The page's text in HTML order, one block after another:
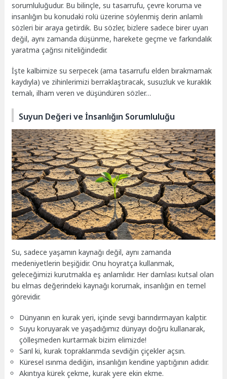
sorumluluğudur. Bu bilinçle, su tasarrufu, çevre koruma ve
insanlığın bu konudaki rolü üzerine söylenmiş derin anlamlı
sözleri bir araya getirdik. Bu sözler, bizlere sadece birer uyarı
değil, aynı zamanda düşünme, harekete geçme ve farkındalık
yaratma çağrısı niteliğindedir.
İşte kalbimize su serpecek (ama tasarrufu elden bırakmamak
kaydıyla) ve zihinlerimizi berraklaştıracak, susuzluk ve kuraklık
temalı, ilham veren ve düşündüren sözler…
Suyun Değeri ve İnsanlığın Sorumluluğu
Su, sadece yaşamın kaynağı değil, aynı zamanda
medeniyetlerin beşiğidir. Onu hoyratça kullanmak,
geleceğimizi kurutmakla eş anlamlıdır. Her damlası kutsal olan
bu elmas değerindeki kaynağı korumak, insanlığın en temel
görevidir.
Dünyanın en kurak yeri, içinde sevgi barındırmayan kalptir.
Suyu koruyarak ve yaşadığımız dünyayı doğru kullanarak,
çölleşmeden kurtarmak bizim elimizde!
Sarıl ki, kurak topraklarımda sevdiğin çiçekler açsın.
Küresel ısınma dediğin, insanlığın kendine yaptığının adıdır.
Akıntıya kürek çekme, kurak yere ekin ekme.